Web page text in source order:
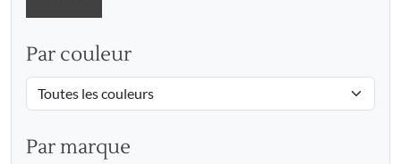
Par couleur
Par marque